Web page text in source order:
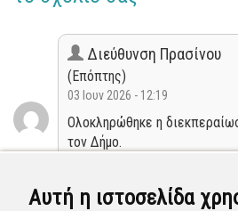
Αυτή η ιστοσελίδα
Διεύθυνση Πρασίνου
(Επόπτης)
03 Ιουν 2026 - 12:19
Ολοκληρώθηκε η
τον Δήμο.